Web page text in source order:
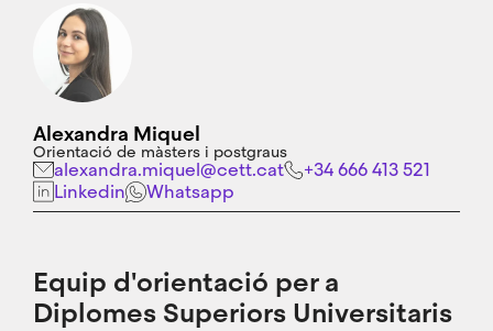
Alexandra Miquel
Orientació de màsters i postgraus
alexandra.miquel@cett.cat
+34 666 413 521
Linkedin
Whatsapp
Equip d'orientació per a
Diplomes Superiors Universitaris